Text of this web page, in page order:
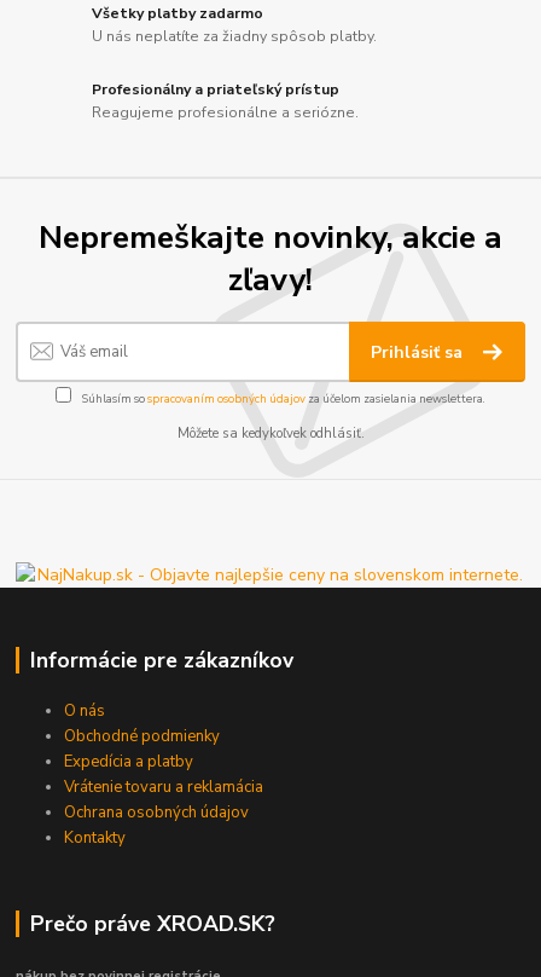
Všetky platby zadarmo
U nás neplatíte za žiadny spôsob platby.
Profesionálny a priateľský prístup
Reagujeme profesionálne a seriózne.
Nepremeškajte novinky, akcie a
zľavy!
Prihlásiť sa
Súhlasím sospracovaním osobných údajov za účelom zasielania newslettera.
Môžete sa kedykoľvek odhlásiť.
Informácie pre zákazníkov
O nás
Obchodné podmienky
Expedícia a platby
Vrátenie tovaru a reklamácia
Ochrana osobných údajov
Kontakty
Prečo práve XROAD.SK?